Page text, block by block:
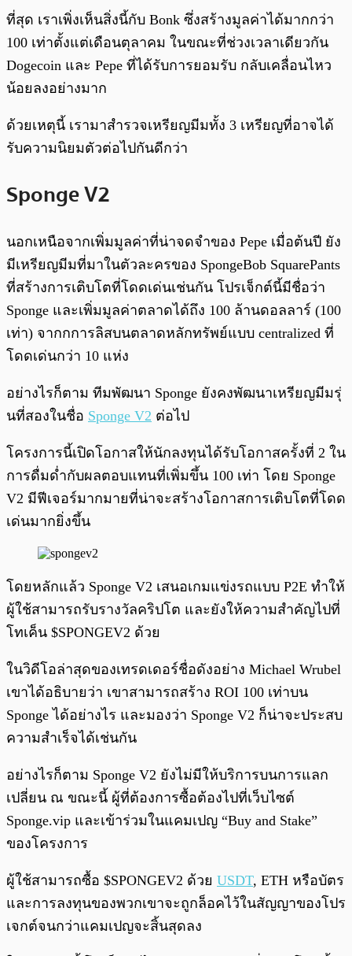
ที่สุด เราเพิ่งเห็นสิ่งนี้กับ Bonk ซึ่งสร้างมูลค่าได้มากกว่า
100 เท่าตั้งแต่เดือนตุลาคม ในขณะที่ช่วงเวลาเดียวกัน
Dogecoin และ Pepe ที่ได้รับการยอมรับ กลับเคลื่อนไหว
น้อยลงอย่างมาก
ด้วยเหตุนี้ เรามาสำรวจเหรียญมีมทั้ง 3 เหรียญที่อาจได้
รับความนิยมตัวต่อไปกันดีกว่า
Sponge V2
นอกเหนือจากเพิ่มมูลค่าที่น่าจดจำของ Pepe เมื่อต้นปี ยัง
มีเหรียญมีมที่มาในตัวละครของ SpongeBob SquarePants
ที่สร้างการเติบโตที่โดดเด่นเช่นกัน โปรเจ็กต์นี้มีชื่อว่า
Sponge และเพิ่มมูลค่าตลาดได้ถึง 100 ล้านดอลลาร์ (100
เท่า) จากกการลิสบนตลาดหลักทรัพย์แบบ centralized ที่
โดดเด่นกว่า 10 แห่ง
อย่างไรก็ตาม ทีมพัฒนา Sponge ยังคงพัฒนาเหรียญมีมรุ่
นที่สองในชื่อ Sponge V2 ต่อไป
โครงการนี้เปิดโอกาสให้นักลงทุนได้รับโอกาสครั้งที่ 2 ใน
การดื่มด่ำกับผลตอบแทนที่เพิ่มขึ้น 100 เท่า โดย Sponge
V2 มีฟีเจอร์มากมายที่น่าจะสร้างโอกาสการเติบโตที่โดด
เด่นมากยิ่งขึ้น
โดยหลักแล้ว Sponge V2 เสนอเกมแข่งรถแบบ P2E ทำให้
ผู้ใช้สามารถรับรางวัลคริปโต และยังให้ความสำคัญไปที่
โทเค็น $SPONGEV2 ด้วย
ในวิดีโอล่าสุดของเทรดเดอร์ชื่อดังอย่าง Michael Wrubel
เขาได้อธิบายว่า เขาสามารถสร้าง ROI 100 เท่าบน
Sponge ได้อย่างไร และมองว่า Sponge V2 ก็น่าจะประสบ
ความสำเร็จได้เช่นกัน
อย่างไรก็ตาม Sponge V2 ยังไม่มีให้บริการบนการแลก
เปลี่ยน ณ ขณะนี้ ผู้ที่ต้องการซื้อต้องไปที่เว็บไซต์
Sponge.vip และเข้าร่วมในแคมเปญ “Buy and Stake”
ของโครงการ
ผู้ใช้สามารถซื้อ $SPONGEV2 ด้วย USDT, ETH หรือบัตร
และการลงทุนของพวกเขาจะถูกล็อคไว้ในสัญญาของโปร
เจกต์จนกว่าแคมเปญจะสิ้นสุดลง